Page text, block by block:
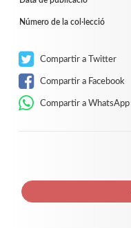
Número de la col·lecció
Compartir a Twitter
Compartir a Facebook
Compartir a WhatsApp